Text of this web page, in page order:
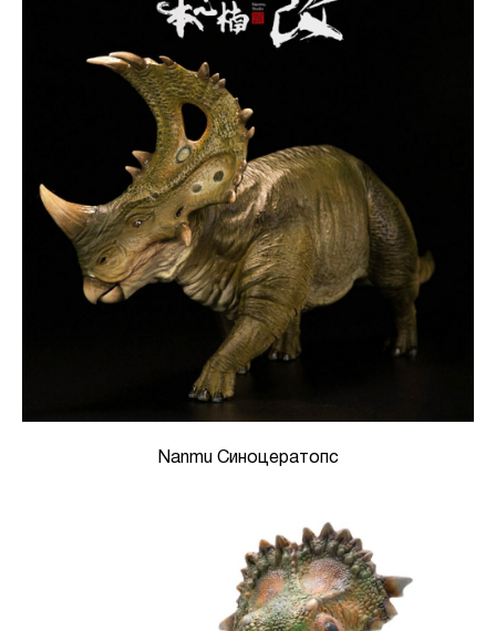
Nanmu Синоцератопс